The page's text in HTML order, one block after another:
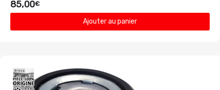
85,00€
Ajouter au panier